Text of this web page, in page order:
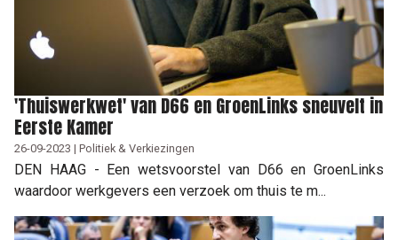
'Thuiswerkwet' van D66 en GroenLinks sneuvelt in
Eerste Kamer
26-09-2023 | Politiek & Verkiezingen
DEN HAAG - Een wetsvoorstel van D66 en GroenLinks
waardoor werkgevers een verzoek om thuis te m...